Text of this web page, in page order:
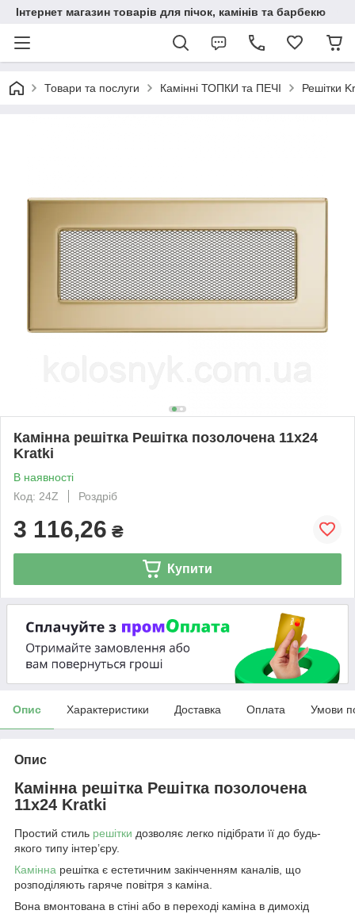
Інтернет магазин товарів для пічок, камінів та барбекю
Товари та послуги Камінні ТОПКИ та ПЕЧІ Решітки
Камінна решітка Решітка позолочена 11x24
Kratki
В наявності
Код: 24Z
Роздріб
3 116,26 ₴
Купити
Опис Характеристики Доставка Оплата Умови
Опис
Камінна решітка Решітка позолочена
11x24 Kratki
Простий стиль решітки дозволяє легко підібрати її до будь-
якого типу інтер’єру.
Камінна решітка є естетичним закінченням каналів, що
розподіляють гаряче повітря з каміна.
Вона вмонтована в стіні або в переході каміна в димохід